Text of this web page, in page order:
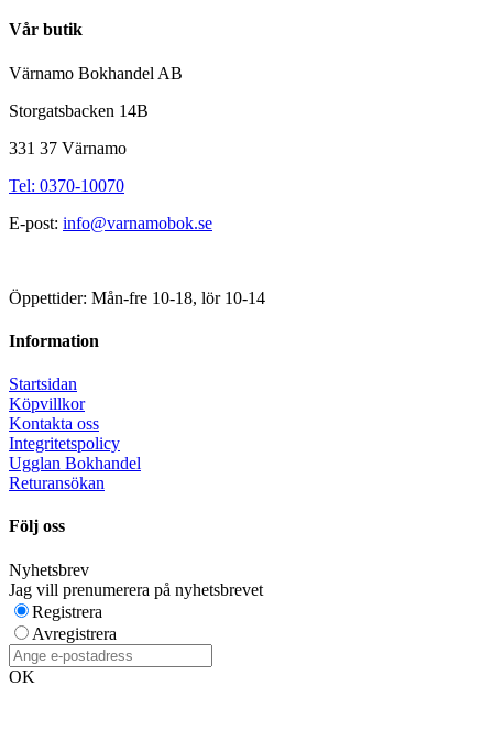
Vår butik
Värnamo Bokhandel AB
Storgatsbacken 14B
331 37 Värnamo
Tel: 0370-10070
E-post: info@varnamobok.se
Öppettider: Mån-fre 10-18, lör 10-14
Information
Startsidan
Köpvillkor
Kontakta oss
Integritetspolicy
Ugglan Bokhandel
Returansökan
Följ oss
Nyhetsbrev
Jag vill prenumerera på nyhetsbrevet
Registrera
Avregistrera
OK